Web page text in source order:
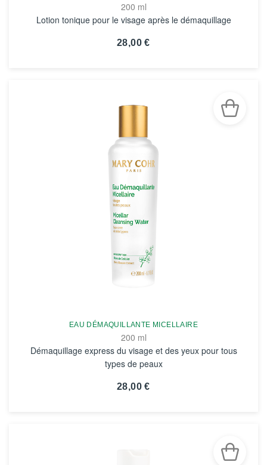
200 ml
Lotion tonique pour le visage après le démaquillage
28,00 €
EAU DÉMAQUILLANTE MICELLAIRE
200 ml
Démaquillage express du visage et des yeux pour tous
types de peaux
28,00 €